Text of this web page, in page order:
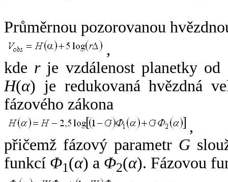
Průměrnou pozorovanou
,
kde rje vzdálenost planetky od
H(α) je redukovaná hvězdná
fázového zákona
,
přičemž fázový parametr G
funkcí Φ1(α) a Φ2(α). Fázovou